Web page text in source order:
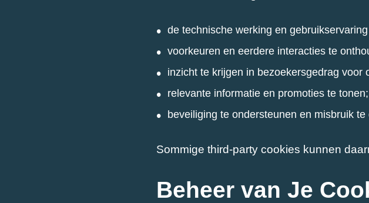
de technische werking en
voorkeuren en eerdere interacties te
inzicht te krijgen in bezoekersgedrag voor
relevante informatie en promoties te tonen;
beveiliging te ondersteunen en misbruik te
Sommige third-party cookies kunnen
Beheer van Je